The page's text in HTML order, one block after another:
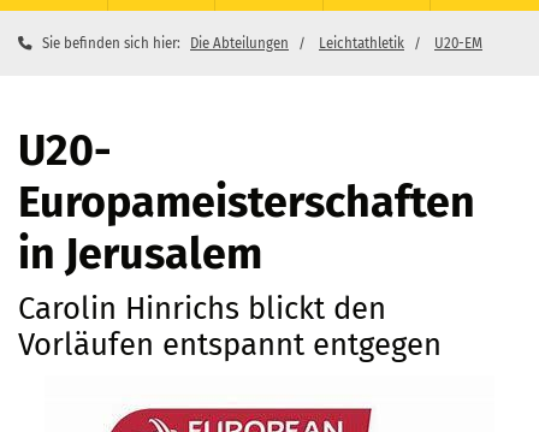
Sie befinden sich hier: Die Abteilungen Leichtathletik U20-EM
U20-
Europameisterschaften
in Jerusalem
Carolin Hinrichs blickt den
Vorläufen entspannt entgegen